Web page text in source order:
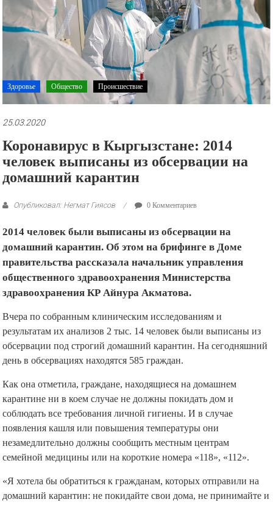
рекламные
ролики
презентации.
Здоровье Общество Происшествие
25.03.2020
Коронавирус в Кыргызстане: 2014
человек выписаны из обсервации на
домашний карантин
Опубликовал: Негмат Гиясов 0 Комментариев
2014 человек были выписаны из обсервации на
домашний карантин. Об этом на брифинге в Доме
правительства рассказала начальник управления
общественного здравоохранения Министерства
здравоохранения КР Айнура Акматова.
Вчера по собранным клиническим исследованиям и
результатам их анализов 2 тыс. 14 человек были выписаны из
обсервации под строгий домашний карантин. На сегодняшний
день в обсервациях находятся 585 граждан.
Как она отметила, граждане, находящиеся на домашнем
карантине ни в коем случае не должны покидать дом и
соблюдать все требования личной гигиены. И в случае
появления кашля или повышения температуры они
незамедлительно должны сообщить местным центрам
семейной медицины или на короткие номера «118», «112».
«Я хотела бы обратиться к гражданам, которых отправили на
домашний карантин: не покидайте свои дома, не принимайте и